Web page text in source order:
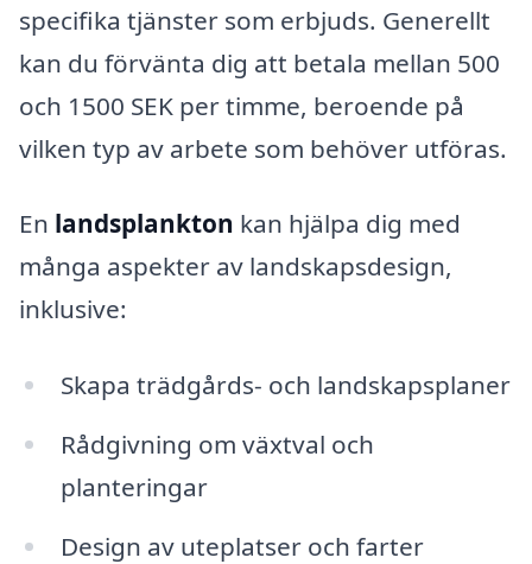
specifika tjänster som erbjuds. Generellt
kan du förvänta dig att betala mellan 500
och 1500 SEK per timme, beroende på
vilken typ av arbete som behöver utföras.
En landsplankton kan hjälpa dig med
många aspekter av landskapsdesign,
inklusive:
Skapa trädgårds- och landskapsplaner
Rådgivning om växtval och
planteringar
Design av uteplatser och farter